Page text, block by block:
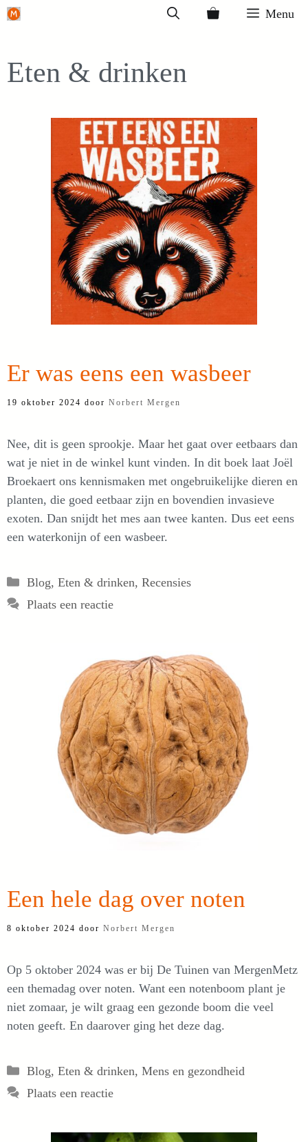
Ga
inhoud
Menu
Eten & drinken
Er was eens een wasbeer
19 oktober 2024 door Norbert Mergen
Nee, dit is geen sprookje. Maar het gaat over eetbaars dan
wat je niet in de winkel kunt vinden. In dit boek laat Joël
Broekaert ons kennismaken met ongebruikelijke dieren en
planten, die goed eetbaar zijn en bovendien invasieve
exoten. Dan snijdt het mes aan twee kanten. Dus eet eens
een waterkonijn of een wasbeer.
Categorieën
Blog, Eten & drinken, Recensies
Plaats een reactie
Een hele dag over noten
8 oktober 2024 door Norbert Mergen
Op 5 oktober 2024 was er bij De Tuinen van MergenMetz
een themadag over noten. Want een notenboom plant je
niet zomaar, je wilt graag een gezonde boom die veel
noten geeft. En daarover ging het deze dag.
Categorieën
Blog, Eten & drinken, Mens en gezondheid
Plaats een reactie